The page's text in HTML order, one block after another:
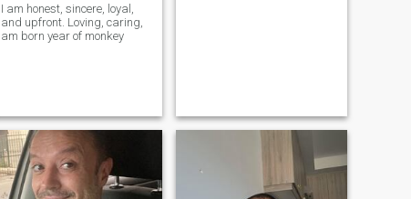
I am honest, sincere, loyal,
and upfront. Loving, caring,
am born year of monkey